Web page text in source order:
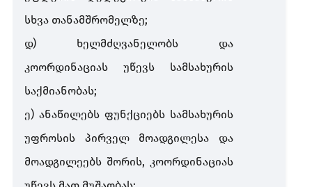
სხვა თანამშრომელზე;
დ) ხელმძღვანელობს
და
კოორდინაციას
უწევს
სამსახურის
საქმიანობას;
ე) ანაწილებს ფუნქციებს სამსახურის
უფროსის
პირველ მოადგილესა
და
მოადგილეებს შორის, კოორდინაციას